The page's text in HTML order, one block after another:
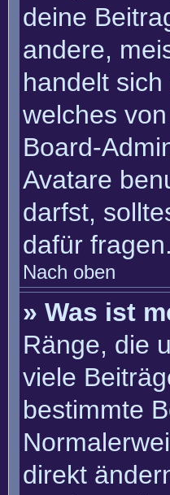
deine
andere,
handelt
welches
Board-
Avatare
darfst,
dafür fragen.
Nach oben
» Was ist
Ränge, die
viele
bestimmte
direkt